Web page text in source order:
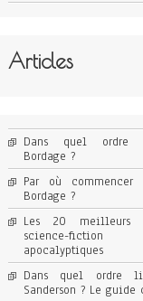
Articles
Dans quel ordre
Bordage ?
Par où commencer
Bordage ?
Les 20 meilleurs
science-
apocalyptiques
Dans quel ordre
Sanderson ? Le guide